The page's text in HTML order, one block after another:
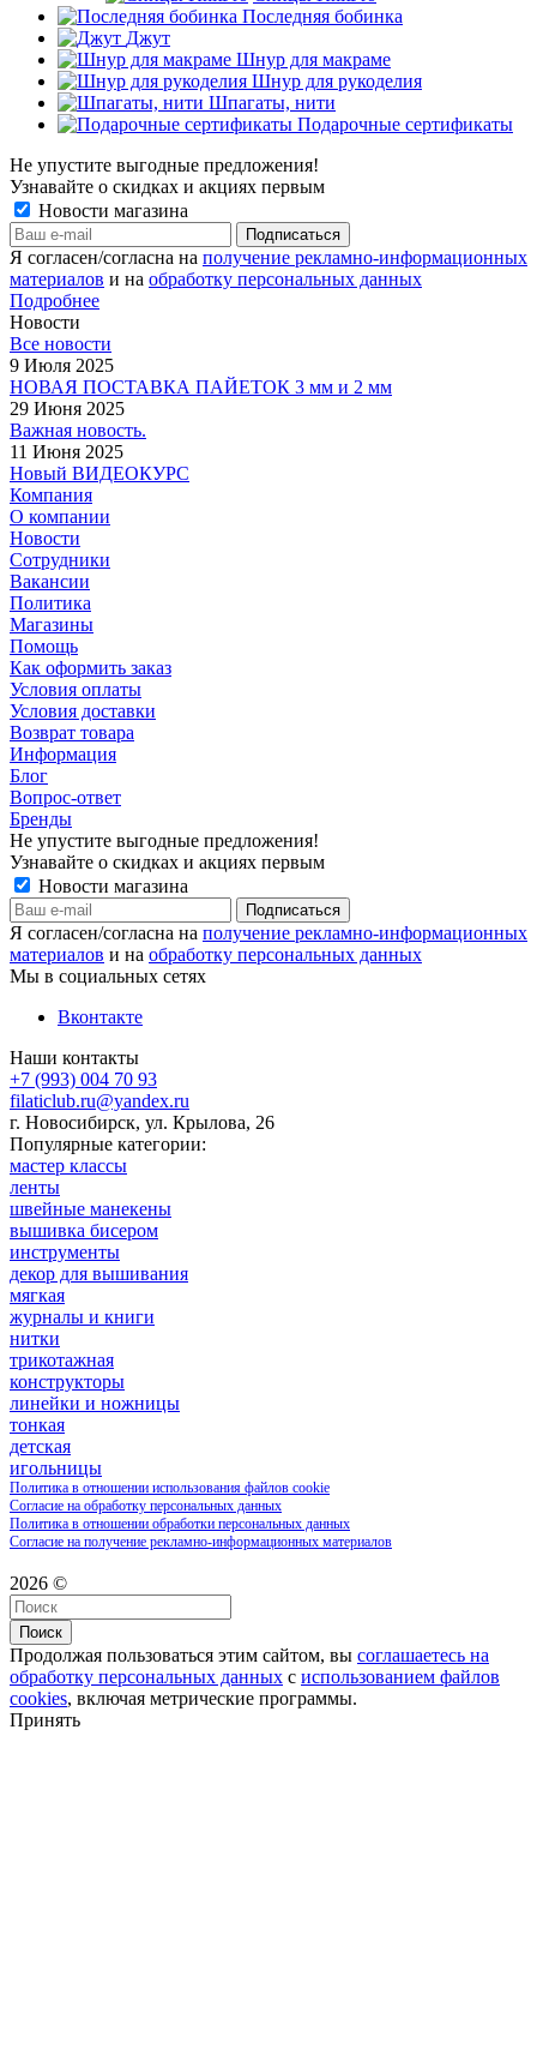
Последняя бобинка
Джут
Шнур для макраме
Шнур для рукоделия
Шпагаты, нити
Подарочные сертификаты
Не упустите выгодные предложения!
Узнавайте о скидках и акциях первым
Новости магазина
Я согласен/согласна на получение рекламно-информационных
материалов и на обработку персональных данных
Подробнее
Новости
Все новости
9 Июля 2025
НОВАЯ ПОСТАВКА ПАЙЕТОК 3 мм и 2 мм
29 Июня 2025
Важная новость.
11 Июня 2025
Новый ВИДЕОКУРС
Компания
О компании
Новости
Сотрудники
Вакансии
Политика
Магазины
Помощь
Как оформить заказ
Условия оплаты
Условия доставки
Возврат товара
Информация
Блог
Вопрос-ответ
Бренды
Не упустите выгодные предложения!
Узнавайте о скидках и акциях первым
Новости магазина
Я согласен/согласна на получение рекламно-информационных
материалов и на обработку персональных данных
Мы в социальных сетях
Вконтакте
Наши контакты
+7 (993) 004 70 93
filaticlub.ru@yandex.ru
г. Новосибирск, ул. Крылова, 26
Популярные категории:
мастер классы
ленты
швейные манекены
вышивка бисером
инструменты
декор для вышивания
мягкая
журналы и книги
нитки
трикотажная
конструкторы
линейки и ножницы
тонкая
детская
игольницы
Политика в отношении использования файлов cookie
Согласие на обработку персональных данных
Политика в отношении обработки персональных данных
Согласие на получение рекламно-информационных материалов
2026 ©
Поиск
Продолжая пользоваться этим сайтом, вы соглашаетесь на
обработку персональных данных с использованием файлов
cookies, включая метрические программы.
Принять